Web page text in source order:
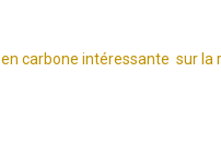
carbone intéressante sur la